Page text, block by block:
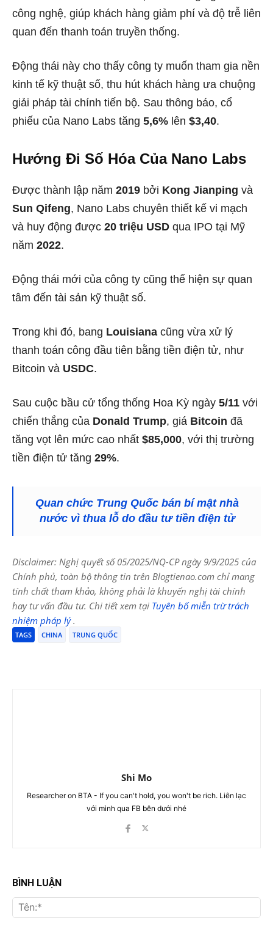
công nghệ, giúp khách hàng giảm phí và độ trễ liên
quan đến thanh toán truyền thống.
Động thái này cho thấy công ty muốn tham gia nền
kinh tế kỹ thuật số, thu hút khách hàng ưa chuộng
giải pháp tài chính tiến bộ. Sau thông báo, cổ
phiếu của Nano Labs tăng 5,6% lên $3,40.
Hướng Đi Số Hóa Của Nano Labs
Được thành lập năm 2019 bởi Kong Jianping và
Sun Qifeng, Nano Labs chuyên thiết kế vi mạch
và huy động được 20 triệu USD qua IPO tại Mỹ
năm 2022.
Động thái mới của công ty cũng thể hiện sự quan
tâm đến tài sản kỹ thuật số.
Trong khi đó, bang Louisiana cũng vừa xử lý
thanh toán công đầu tiên bằng tiền điện tử, như
Bitcoin và USDC.
Sau cuộc bầu cử tổng thống Hoa Kỳ ngày 5/11 với
chiến thắng của Donald Trump, giá Bitcoin đã
tăng vọt lên mức cao nhất $85,000, với thị trường
tiền điện tử tăng 29%.
Quan chức Trung Quốc bán bí mật nhà
nước vì thua lỗ do đầu tư tiền điện tử
Disclaimer: Nghị quyết số 05/2025/NQ-CP ngày 9/9/2025 của
Chính phủ, toàn bộ thông tin trên Blogtienao.com chỉ mang
tính chất tham khảo, không phải là khuyến nghị tài chính
hay tư vấn đầu tư. Chi tiết xem tại Tuyên bố miễn trừ trách
nhiệm pháp lý.
TAGS CHINA TRUNG QUỐC
Shi Mo
Researcher on BTA - If you can't hold, you won't be rich. Liên lạc
với mình qua FB bên dưới nhé
BÌNH LUẬN